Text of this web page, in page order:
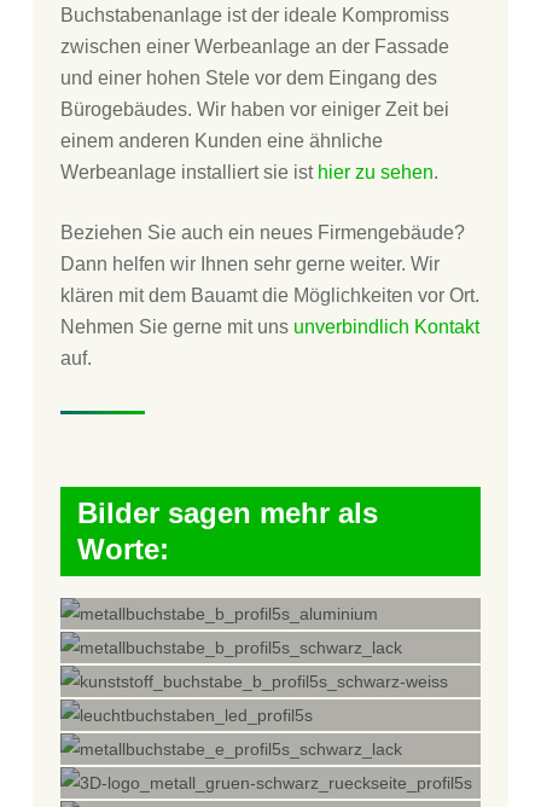
Buchstabenanlage ist der ideale Kompromiss
zwischen einer Werbeanlage an der Fassade
und einer hohen Stele vor dem Eingang des
Bürogebäudes. Wir haben vor einiger Zeit bei
einem anderen Kunden eine ähnliche
Werbeanlage installiert sie ist hier zu sehen.
Beziehen Sie auch ein neues Firmengebäude?
Dann helfen wir Ihnen sehr gerne weiter. Wir
klären mit dem Bauamt die Möglichkeiten vor Ort.
Nehmen Sie gerne mit uns unverbindlich Kontakt
auf.
Bilder sagen mehr als
Worte: